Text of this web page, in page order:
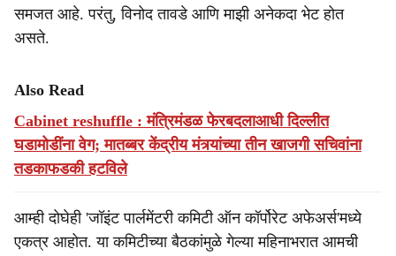
समजत आहे. परंतु, विनोद तावडे आणि माझी अनेकदा भेट होत
असते.
Also Read
Cabinet reshuffle : मंत्रिमंडळ फेरबदलाआधी दिल्लीत
घडामोडींना वेग; मातब्बर केंद्रीय मंत्र्यांच्या तीन खाजगी सचिवांना
तडकाफडकी हटविले
आम्ही दोघेही 'जॉइंट पार्लमेंटरी कमिटी ऑन कॉर्पोरेट अफेअर्स'मध्ये
एकत्र आहोत. या कमिटीच्या बैठकांमुळे गेल्या महिनाभरात आमची